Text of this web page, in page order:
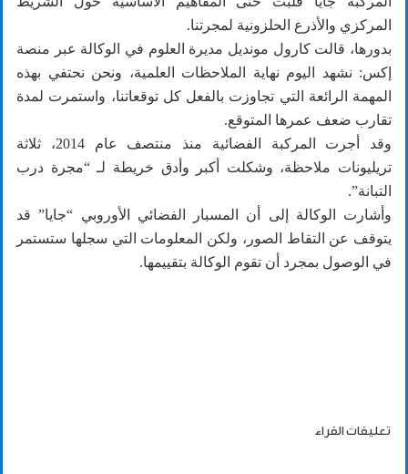
المركزي والأذرع الحلزونية لمجرتنا.
بدورها، قالت كارول مونديل مديرة العلوم في الوكالة عبر منصة
إكس: نشهد اليوم نهاية الملاحظات العلمية، ونحن نحتفي بهذه
المهمة الرائعة التي تجاوزت بالفعل كل توقعاتنا، واستمرت لمدة
تقارب ضعف عمرها المتوقع.
وقد أجرت المركبة الفضائية منذ منتصف عام 2014، ثلاثة
تريليونات ملاحظة، وشكلت أكبر وأدق خريطة لـ “مجرة درب
التبانة”.
وأشارت الوكالة إلى أن المسبار الفضائي الأوروبي “جايا” قد
يتوقف عن التقاط الصور، ولكن المعلومات التي سجلها ستستمر
في الوصول بمجرد أن تقوم الوكالة بتقييمها.
تعليقات القراء